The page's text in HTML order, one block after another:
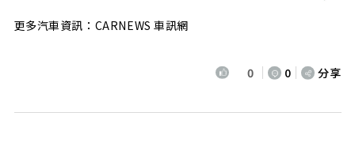
更多汽車資訊：CARNEWS 車訊網
0 0 分享